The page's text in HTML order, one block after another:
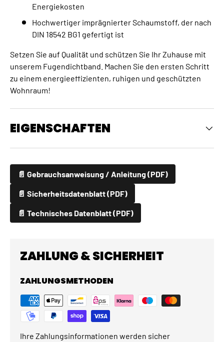
Energiekosten
Hochwertiger imprägnierter Schaumstoff, der nach
DIN 18542 BG1 gefertigt ist
Setzen Sie auf Qualität und schützen Sie Ihr Zuhause mit
unserem Fugendichtband. Machen Sie den ersten Schritt
zu einem energieeffizienten, ruhigen und geschützten
Wohnraum!
EIGENSCHAFTEN
📄 Gebrauchsanweisung / Anleitung (PDF)
📄 Sicherheitsdatenblatt (PDF)
📄 Technisches Datenblatt (PDF)
ZAHLUNG & SICHERHEIT
ZAHLUNGSMETHODEN
Ihre Zahlungsinformationen werden sicher